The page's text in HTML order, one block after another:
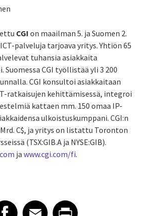
CGI on maailman 5. ja Suomen 2.
palveluja tarjoava yritys. Yhtiön 65
tuhansia asiakkaita
Suomessa CGI työllistää yli 3 200
CGI konsultoi asiakkaitaan
ratkaisujen kehittämisessä, integroi
kattaen mm. 150 omaa IP-
ulkoistuskumppani. CGI:n
C$, ja yritys on listattu Toronton
(TSX:GIB.A ja NYSE:GIB).
ja www.cgi.com/fi.
article on Facebook
Facebook
Share article on Email
EmailShare article on Print